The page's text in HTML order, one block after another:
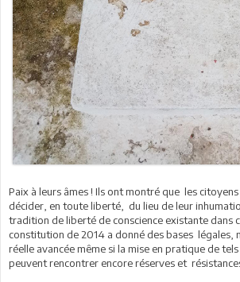
Paix à leurs âmes ! Ils ont montré que les
décider, en toute liberté, du lieu de leur
tradition de liberté de conscience existante dans
constitution de 2014 a donné des bases légales,
réelle avancée même si la mise en pratique de
peuvent rencontrer encore réserves et